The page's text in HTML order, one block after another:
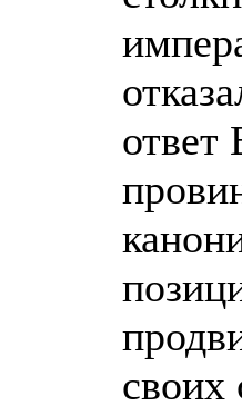
ответ
своих